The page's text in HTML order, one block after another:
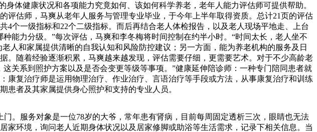
体健康状况和各项能力究竟如何、该如何科学养老，老年人能力评估师可提供帮助。
估师，马爽从老年人服务与管理专业毕业，于今年上半年取得资质。总计21页的评估
个一级指标和22个二级指标。而后再结合老人体检报告，以及老人现场平地走、上台
能力分级。”每次评估，马爽和李冬梅将时间控制在约半小时。“时间太长，老人坐不
人和家属提供清晰的自我认知和风险防控建议；另一方面，能为养老机构的服务及日
随着经验逐渐积累，马爽越来越发现，评估需要仔细，更需要艺术。对于不少高龄老
关系到照护方案以及是否会变更等级等事项。”健康延伸陪诊师：一种专门陪同患者就
复治疗师是运用物理治疗、作业治疗、言语治疗等手段或方法，从事康复治疗和训练
者及其家属提供身心照护和支持的专业人员。
。服务对象是一位78岁的大爷，常年患有肾病，目前每周固定透析三次，眼睛也无法
环境，询问老人近期身体状况以及居家修脚或助浴等生活需求，记录下相关信息。当